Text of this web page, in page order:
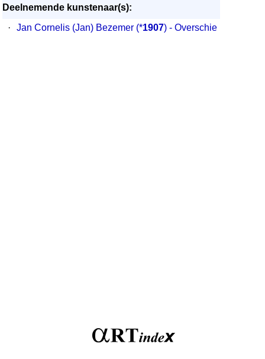
Deelnemende kunstenaar(s):
·
Jan Cornelis (Jan) Bezemer (*1907) - Overschie